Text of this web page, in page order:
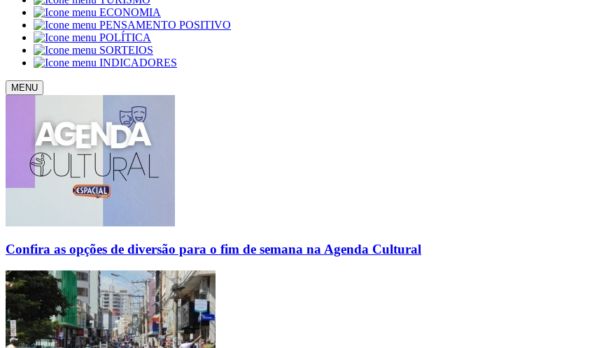
ECONOMIA
PENSAMENTO POSITIVO
POLÍTICA
SORTEIOS
INDICADORES
MENU
Confira as opções de diversão para o fim de semana na Agenda Cultural